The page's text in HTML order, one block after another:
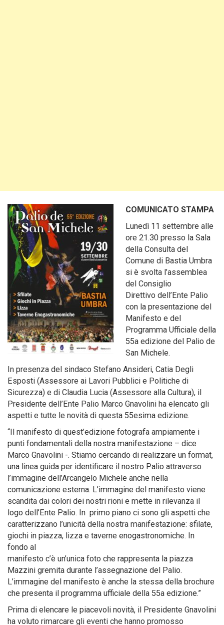
COMUNICATO STAMPA
Lunedì 11 settembre alle
ore 21.30 presso la Sala
della Consulta del
Comune di Bastia Umbra
si è svolta l’assemblea
del Consiglio
Direttivo dell’Ente Palio
con la presentazione del
Manifesto e del
Programma Ufficiale della
55a edizione del Palio de
San Michele.
In presenza del sindaco Stefano Ansideri, Catia Degli
Esposti (Assessore ai Lavori Pubblici e Politiche di
Sicurezza) e di Claudia Lucia (Assessore alla Cultura), il
Presidente dell’Ente Palio Marco Gnavolini ha elencato gli
aspetti e tutte le novità di questa 55esima edizione.
“Il manifesto di quest’edizione fotografa ampiamente i
punti fondamentali della nostra manifestazione – dice
Marco Gnavolini -. Stiamo cercando di realizzare un format,
una linea guida per identificare il nostro Palio attraverso
l’immagine dell’Arcangelo Michele anche nella
comunicazione esterna. L’immagine del manifesto viene
scandita dai colori dei nostri rioni e mette in rilevanza il
logo dell’Ente Palio. In primo piano ci sono gli aspetti che
caratterizzano l’unicità della nostra manifestazione: sfilate,
giochi in piazza, lizza e taverne enogastronomiche. In
fondo al
manifesto c’è un’unica foto che rappresenta la piazza
Mazzini gremita durante l’assegnazione del Palio.
L’immagine del manifesto è anche la stessa della brochure
che presenta il programma ufficiale della 55a edizione.”
Prima di elencare le piacevoli novità, il Presidente Gnavolini
ha voluto rimarcare gli eventi che hanno promosso